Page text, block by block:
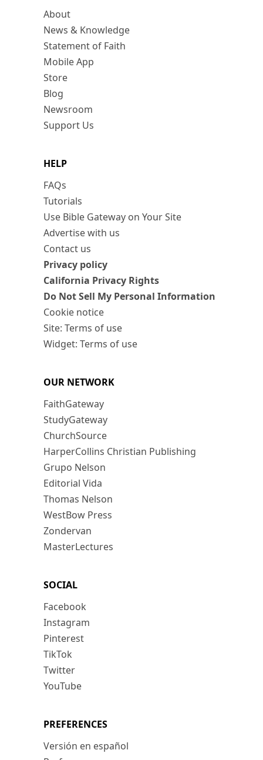
About
News & Knowledge
Statement of Faith
Mobile App
Store
Blog
Newsroom
Support Us
HELP
FAQs
Tutorials
Use Bible Gateway on Your Site
Advertise with us
Contact us
Privacy policy
California Privacy Rights
Do Not Sell My Personal Information
Cookie notice
Site: Terms of use
Widget: Terms of use
OUR NETWORK
FaithGateway
StudyGateway
ChurchSource
HarperCollins Christian Publishing
Grupo Nelson
Editorial Vida
Thomas Nelson
WestBow Press
Zondervan
MasterLectures
SOCIAL
Facebook
Instagram
Pinterest
TikTok
Twitter
YouTube
PREFERENCES
Versión en español